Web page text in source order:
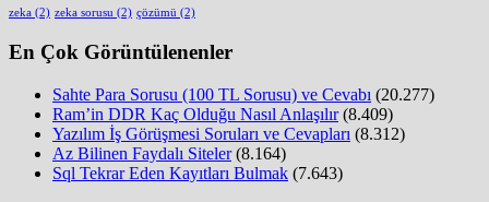
zeka (2) zeka sorusu (2) çözümü (2)
En Çok Görüntülenenler
Sahte Para Sorusu (100 TL Sorusu) ve Cevabı (20.277)
Ram’in DDR Kaç Olduğu Nasıl Anlaşılır (8.409)
Yazılım İş Görüşmesi Soruları ve Cevapları (8.312)
Az Bilinen Faydalı Siteler (8.164)
Sql Tekrar Eden Kayıtları Bulmak (7.643)